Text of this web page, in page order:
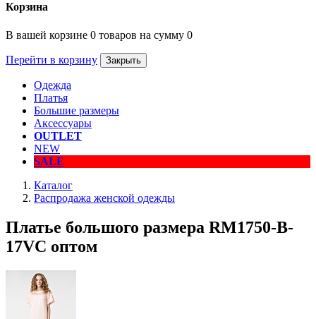
Корзина
В вашей корзине 0 товаров на сумму 0
Перейти в корзину Закрыть
Одежда
Платья
Большие размеры
Аксессуары
OUTLET
NEW
SALE
Каталог
Распродажа женской одежды
Платье большого размера RM1750-B-
17VC оптом